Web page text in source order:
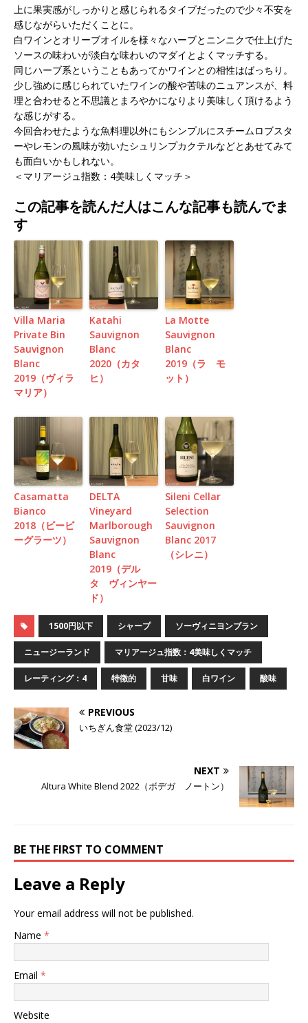
上に果実感がしっかりと感じられるタイプだったので少々不安を
感じながらいただくことに。
白ワインとオリーブオイルを様々なハーブとニンニクで仕上げた
ソースの味わいが淡白な味わいのマダイとよくマッチする。
同じハーブ系ということもあってかワインとの相性はばっちり。
少し強めに感じられていたワインの酸や苦味のニュアンスが、料
理と合わせると不思議とまろやかになりより美味しく頂けるよう
な感じがする。
今回合わせたような魚料理以外にもシンプルにスチームロブスタ
ーやレモンの風味が効いたシュリンプカクテルなどとあせてみて
も面白いかもしれない。
＜マリアージュ指数：4美味しくマッチ＞
この記事を読んだ人はこんな記事も読んでま
す
Villa Maria
Private Bin
Sauvignon
Blanc
2019（ヴィラ
マリア）
Katahi
Sauvignon
Blanc
2020（カタ
ヒ）
La Motte
Sauvignon
Blanc
2019（ラ モ
ット）
Casamatta
Bianco
2018（ビービ
ーグラーツ）
DELTA
Vineyard
Marlborough
Sauvignon
Blanc
2019（デル
タ ヴィンヤー
ド）
Sileni Cellar
Selection
Sauvignon
Blanc 2017
（シレニ）
1500円以下 シャープ ソーヴィニヨンブラン
ニュージーランド マリアージュ指数：4美味しくマッチ
レーティング：4 特徴的 甘味 白ワイン 酸味
PREVIOUS
いちぎん食堂 (2023/12)
NEXT
Altura White Blend 2022（ボデガ ノートン）
BE THE FIRST TO COMMENT
Leave a Reply
Your email address will not be published.
Name *
Email *
Website